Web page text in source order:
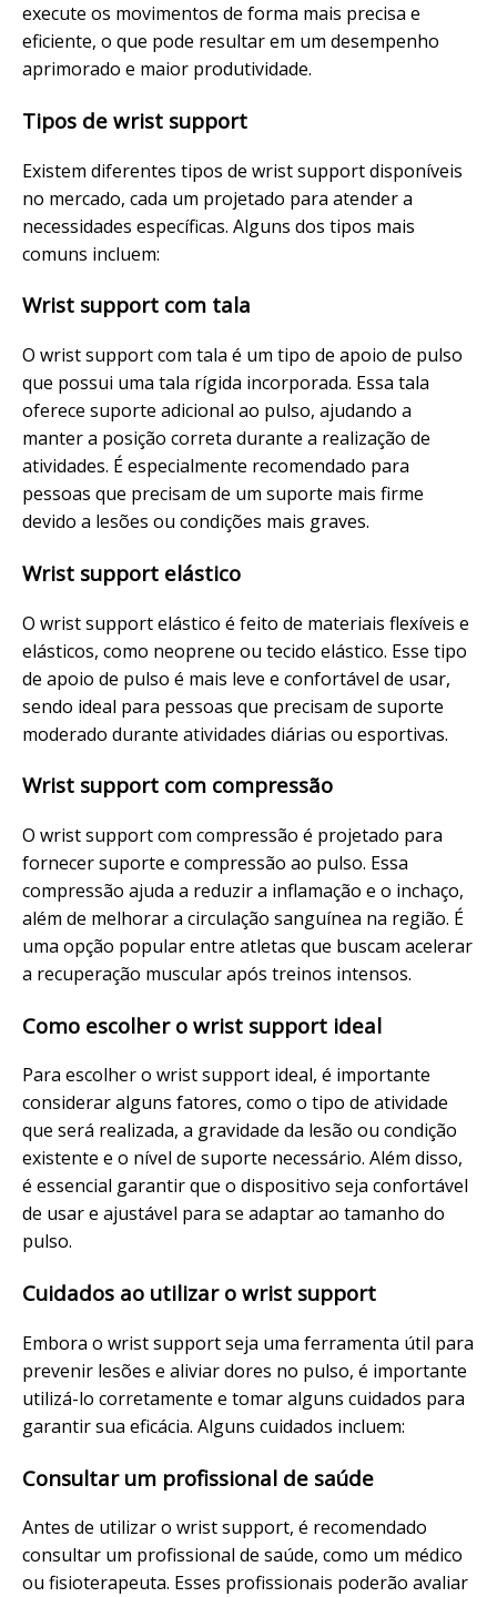
execute os movimentos de forma mais precisa e
eficiente, o que pode resultar em um desempenho
aprimorado e maior produtividade.
Tipos de wrist support
Existem diferentes tipos de wrist support disponíveis
no mercado, cada um projetado para atender a
necessidades específicas. Alguns dos tipos mais
comuns incluem:
Wrist support com tala
O wrist support com tala é um tipo de apoio de pulso
que possui uma tala rígida incorporada. Essa tala
oferece suporte adicional ao pulso, ajudando a
manter a posição correta durante a realização de
atividades. É especialmente recomendado para
pessoas que precisam de um suporte mais firme
devido a lesões ou condições mais graves.
Wrist support elástico
O wrist support elástico é feito de materiais flexíveis e
elásticos, como neoprene ou tecido elástico. Esse tipo
de apoio de pulso é mais leve e confortável de usar,
sendo ideal para pessoas que precisam de suporte
moderado durante atividades diárias ou esportivas.
Wrist support com compressão
O wrist support com compressão é projetado para
fornecer suporte e compressão ao pulso. Essa
compressão ajuda a reduzir a inflamação e o inchaço,
além de melhorar a circulação sanguínea na região. É
uma opção popular entre atletas que buscam acelerar
a recuperação muscular após treinos intensos.
Como escolher o wrist support ideal
Para escolher o wrist support ideal, é importante
considerar alguns fatores, como o tipo de atividade
que será realizada, a gravidade da lesão ou condição
existente e o nível de suporte necessário. Além disso,
é essencial garantir que o dispositivo seja confortável
de usar e ajustável para se adaptar ao tamanho do
pulso.
Cuidados ao utilizar o wrist support
Embora o wrist support seja uma ferramenta útil para
prevenir lesões e aliviar dores no pulso, é importante
utilizá-lo corretamente e tomar alguns cuidados para
garantir sua eficácia. Alguns cuidados incluem:
Consultar um profissional de saúde
Antes de utilizar o wrist support, é recomendado
consultar um profissional de saúde, como um médico
ou fisioterapeuta. Esses profissionais poderão avaliar